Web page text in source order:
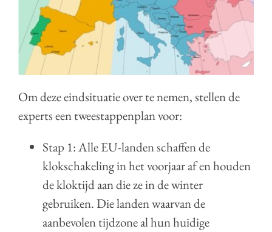
Om deze eindsituatie over te nemen, stellen de
experts een tweestappenplan voor:
Stap 1: Alle EU-landen schaffen de
klokschakeling in het voorjaar af en houden
de kloktijd aan die ze in de winter
gebruiken. Die landen waarvan de
aanbevolen tijdzone al hun huidige